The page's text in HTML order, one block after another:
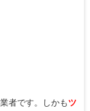
者です。しかもツ